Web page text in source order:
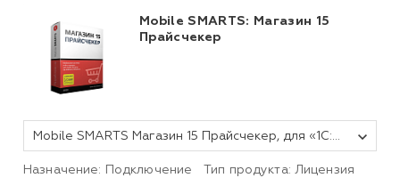
Mobile SMARTS: Магазин 15
Прайсчекер
Mobile SMARTS Магазин 15 Прайсчекер, для «1С:Предприятия 8» на 6 месяцев
Назначение: Подключение
Тип продукта: Лицензия